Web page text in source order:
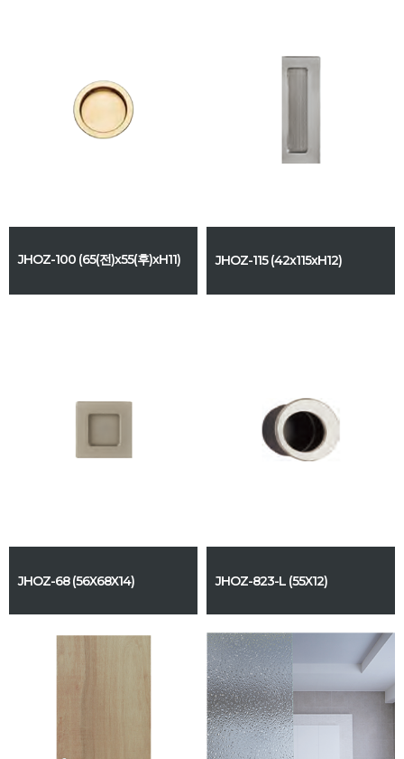
JHOZ-100 (65(전)x55(후)xH11) JHOZ-115 (42x115xH12)
JHOZ-68 (56X68X14) JHOZ-823-L (55X12)